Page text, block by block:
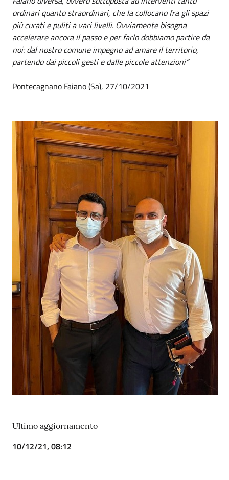
ordinari quanto straordinari, che la collocano fra gli spazi
più curati e puliti a vari livelli. Ovviamente bisogna
accelerare ancora il passo e per farlo dobbiamo partire da
noi: dal nostro comune impegno ad amare il territorio,
partendo dai piccoli gesti e dalle piccole attenzioni”
Pontecagnano Faiano (Sa), 27/10/2021
Ultimo aggiornamento
10/12/21, 08:12